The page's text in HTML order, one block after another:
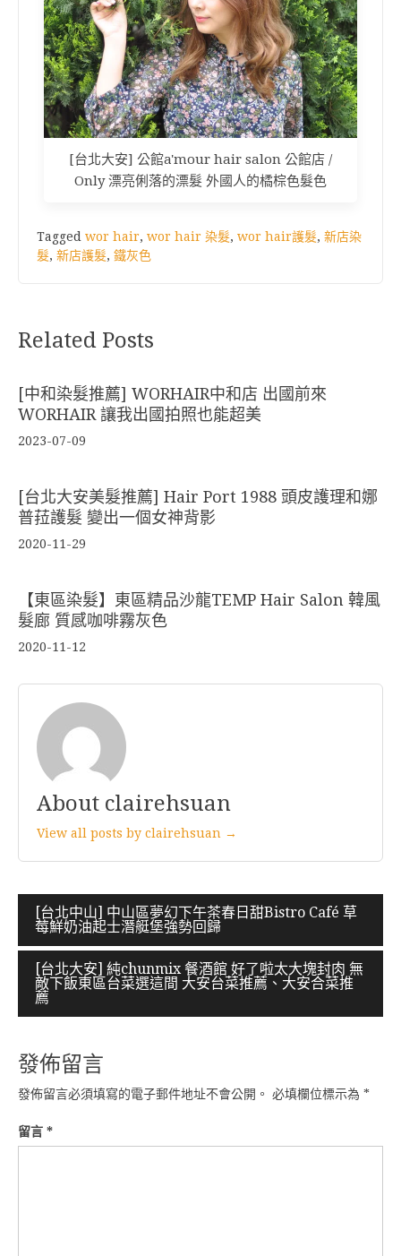
[台北大安] 公館a'mour hair salon 公館店 /
Only 漂亮俐落的漂髮 外國人的橘棕色髮色
Tagged wor hair, wor hair 染髮, wor hair護髮, 新店染
髮, 新店護髮, 鐵灰色
Related Posts
[中和染髮推薦] WORHAIR中和店 出國前來
WORHAIR 讓我出國拍照也能超美
2023-07-09
[台北大安美髮推薦] Hair Port 1988 頭皮護理和娜
普菈護髮 變出一個女神背影
2020-11-29
【東區染髮】東區精品沙龍TEMP Hair Salon 韓風
髮廊 質感咖啡霧灰色
2020-11-12
About clairehsuan
View all posts by clairehsuan →
文
章
導
覽
[台北中山] 中山區夢幻下午茶春日甜Bistro Café 草
莓鮮奶油起士潛艇堡強勢回歸
[台北大安] 純chunmix 餐酒館 好了啦太大塊封肉 無
敵下飯東區台菜選這間 大安台菜推薦、大安合菜推
薦
發佈留言
發佈留言必須填寫的電子郵件地址不會公開。 必填欄位標示為 *
留言 *